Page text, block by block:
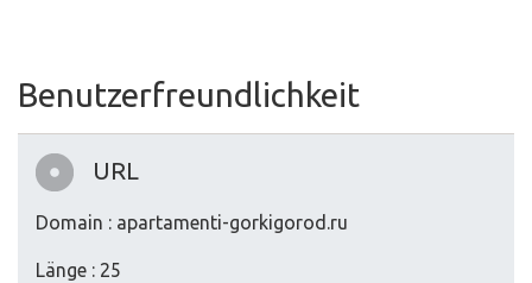
Benutzerfreundlichkeit
URL
Domain : apartamenti-gorkigorod.ru
Länge : 25